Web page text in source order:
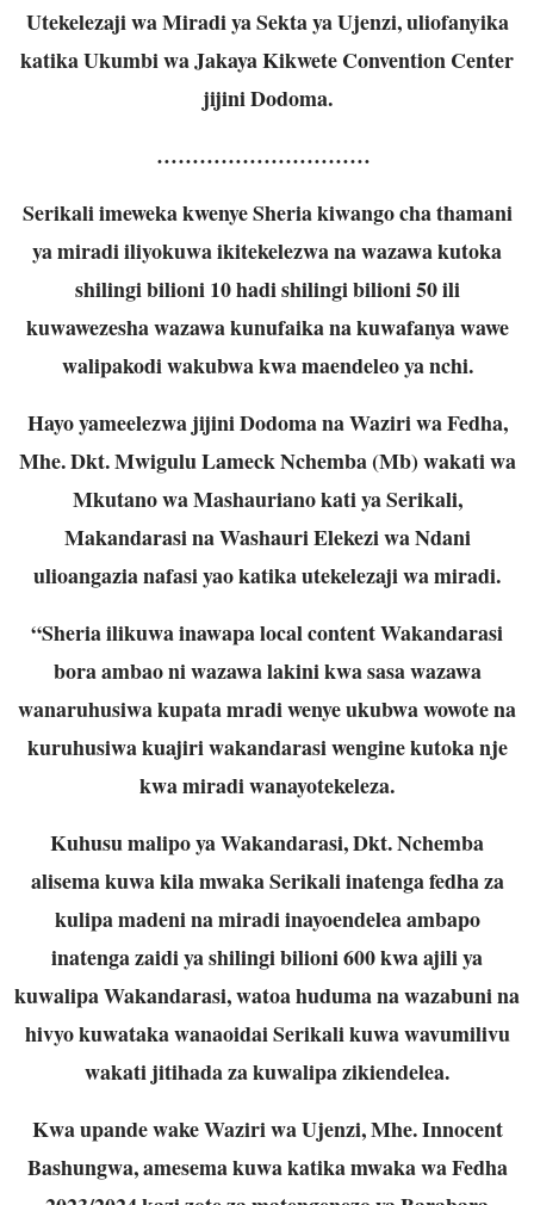
Utekelezaji wa Miradi ya Sekta ya Ujenzi, uliofanyika
katika Ukumbi wa Jakaya Kikwete Convention Center
jijini Dodoma.
…………………………
Serikali imeweka kwenye Sheria kiwango cha thamani
ya miradi iliyokuwa ikitekelezwa na wazawa kutoka
shilingi bilioni 10 hadi shilingi bilioni 50 ili
kuwawezesha wazawa kunufaika na kuwafanya wawe
walipakodi wakubwa kwa maendeleo ya nchi.
Hayo yameelezwa jijini Dodoma na Waziri wa Fedha,
Mhe. Dkt. Mwigulu Lameck Nchemba (Mb) wakati wa
Mkutano wa Mashauriano kati ya Serikali,
Makandarasi na Washauri Elekezi wa Ndani
ulioangazia nafasi yao katika utekelezaji wa miradi.
“Sheria ilikuwa inawapa local content Wakandarasi
bora ambao ni wazawa lakini kwa sasa wazawa
wanaruhusiwa kupata mradi wenye ukubwa wowote na
kuruhusiwa kuajiri wakandarasi wengine kutoka nje
kwa miradi wanayotekeleza.
Kuhusu malipo ya Wakandarasi, Dkt. Nchemba
alisema kuwa kila mwaka Serikali inatenga fedha za
kulipa madeni na miradi inayoendelea ambapo
inatenga zaidi ya shilingi bilioni 600 kwa ajili ya
kuwalipa Wakandarasi, watoa huduma na wazabuni na
hivyo kuwataka wanaoidai Serikali kuwa wavumilivu
wakati jitihada za kuwalipa zikiendelea.
Kwa upande wake Waziri wa Ujenzi, Mhe. Innocent
Bashungwa, amesema kuwa katika mwaka wa Fedha